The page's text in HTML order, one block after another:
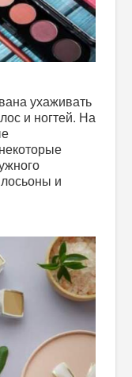
ухаживать
и ногтей. На
и